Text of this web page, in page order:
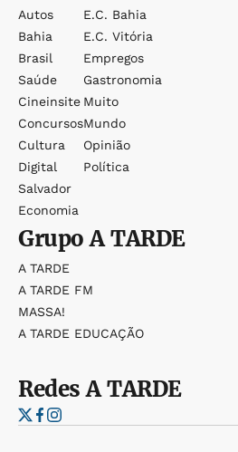
Autos
Bahia
Brasil
Saúde
Cineinsite
Concursos
Cultura
Digital
Salvador
Economia
E.c. Bahia
E.c. Vitória
Empregos
Gastronomia
Muito
Mundo
Opinião
Política
GrupoA TARDE
A TARDE
A TARDE FM
MASSA!
A TARDE EDUCAÇÃO
RedesA TARDE